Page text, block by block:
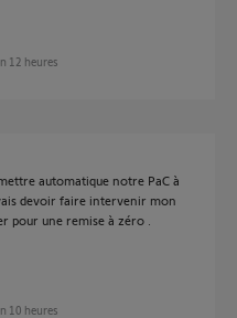
12 heures
automatique notre PaC à
devoir faire intervenir mon
pour une remise à zéro .
10 heures